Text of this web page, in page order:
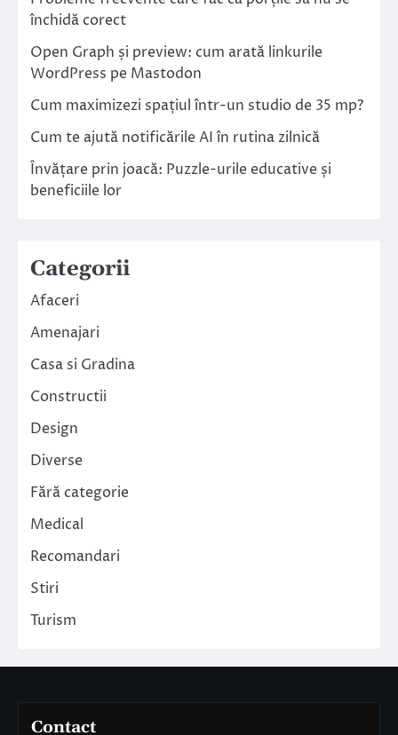
închidă corect
Open Graph și preview: cum arată linkurile
WordPress pe Mastodon
Cum maximizezi spațiul într-un studio de 35 mp?
Cum te ajută notificările AI în rutina zilnică
Învățare prin joacă: Puzzle-urile educative și
beneficiile lor
Categorii
Afaceri
Amenajari
Casa si Gradina
Constructii
Design
Diverse
Fără categorie
Medical
Recomandari
Stiri
Turism
Contact